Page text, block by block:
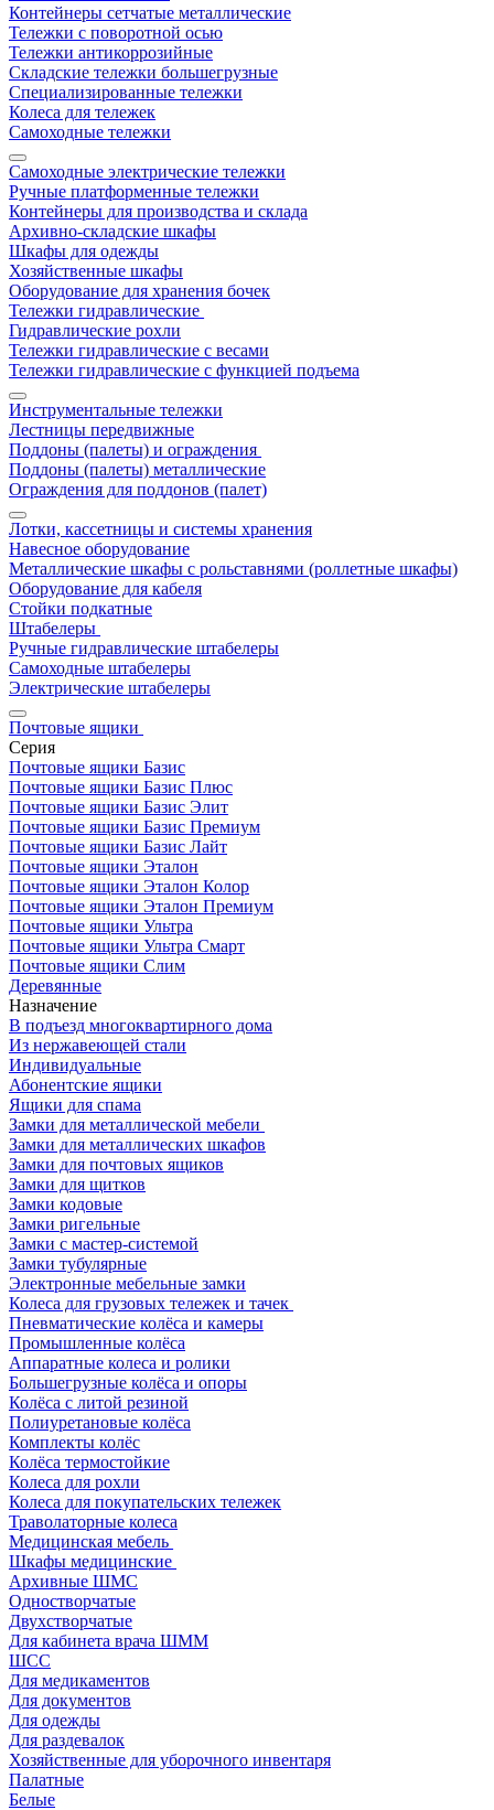
Контейнеры сетчатые металлические
Тележки с поворотной осью
Тележки антикоррозийные
Складские тележки большегрузные
Специализированные тележки
Колеса для тележек
Самоходные тележки
Самоходные электрические тележки
Ручные платформенные тележки
Контейнеры для производства и склада
Архивно-складские шкафы
Шкафы для одежды
Хозяйственные шкафы
Оборудование для хранения бочек
Тележки гидравлические
Гидравлические рохли
Тележки гидравлические с весами
Тележки гидравлические с функцией подъема
Инструментальные тележки
Лестницы передвижные
Поддоны (палеты) и ограждения
Поддоны (палеты) металлические
Ограждения для поддонов (палет)
Лотки, кассетницы и системы хранения
Навесное оборудование
Металлические шкафы с рольставнями (роллетные шкафы)
Оборудование для кабеля
Стойки подкатные
Штабелеры
Ручные гидравлические штабелеры
Самоходные штабелеры
Электрические штабелеры
Почтовые ящики
Серия
Почтовые ящики Базис
Почтовые ящики Базис Плюс
Почтовые ящики Базис Элит
Почтовые ящики Базис Премиум
Почтовые ящики Базис Лайт
Почтовые ящики Эталон
Почтовые ящики Эталон Колор
Почтовые ящики Эталон Премиум
Почтовые ящики Ультра
Почтовые ящики Ультра Смарт
Почтовые ящики Слим
Деревянные
Назначение
В подъезд многоквартирного дома
Из нержавеющей стали
Индивидуальные
Абонентские ящики
Ящики для спама
Замки для металлической мебели
Замки для металлических шкафов
Замки для почтовых ящиков
Замки для щитков
Замки кодовые
Замки ригельные
Замки с мастер-системой
Замки тубулярные
Электронные мебельные замки
Колеса для грузовых тележек и тачек
Пневматические колёса и камеры
Промышленные колёса
Аппаратные колеса и ролики
Большегрузные колёса и опоры
Колёса с литой резиной
Полиуретановые колёса
Комплекты колёс
Колёса термостойкие
Колеса для рохли
Колеса для покупательских тележек
Траволаторные колеса
Медицинская мебель
Шкафы медицинские
Архивные ШМС
Одностворчатые
Двухстворчатые
Для кабинета врача ШММ
ШСС
Для медикаментов
Для документов
Для одежды
Для раздевалок
Хозяйственные для уборочного инвентаря
Палатные
Белые